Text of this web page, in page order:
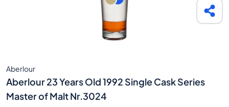
Aberlour
Aberlour 23 Years Old 1992 Single Cask Series
Master of Malt Nr.3024